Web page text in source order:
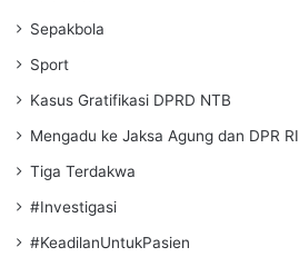
Sepakbola
Sport
Kasus Gratifikasi DPRD NTB
Mengadu ke Jaksa Agung dan DPR RI
Tiga Terdakwa
#Investigasi
#KeadilanUntukPasien